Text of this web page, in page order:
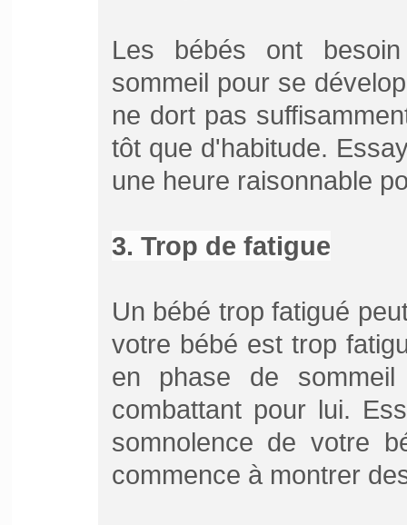
Les bébés ont
sommeil pour se
ne dort pas
tôt que d'habitude.
une heure raisonnable
3. Trop de fatigue
Un bébé trop fatigué
votre bébé est trop
en phase de
combattant pour lui.
somnolence de votre
commence à montrer